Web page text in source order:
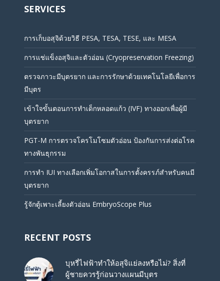
SERVICES
การเก็บอสุจิด้วยวิธี PESA, TESA, TESE, และ MESA
การแช่แข็งอสุจิและตัวอ่อน (Cryopreservation Freezing)
ตรวจภาวะมีบุตรยาก และการรักษาด้วยเทคโนโลยีเพื่อการ
มีบุตร
เข้าใจขั้นตอนการทำเด็กหลอดแก้ว (IVF) ทางออกเพื่อผู้มี
บุตรยาก
PGT-M การตรวจโครโมโซมตัวอ่อน ป้องกันการส่งต่อโรค
ทางพันธุกรรม
การทำ IUI ทางเลือกเพิ่มโอกาสในการตั้งครรภ์สำหรับคนมี
บุตรยาก
รู้จักตู้เพาะเลี้ยงตัวอ่อน EmbryoScope Plus
RECENT POSTS
บุหรี่ไฟฟ้าทำให้อสุจิแย่ลงหรือไม่? สิ่งที่
ผู้ชายควรรู้ก่อนวางแผนมีบุตร